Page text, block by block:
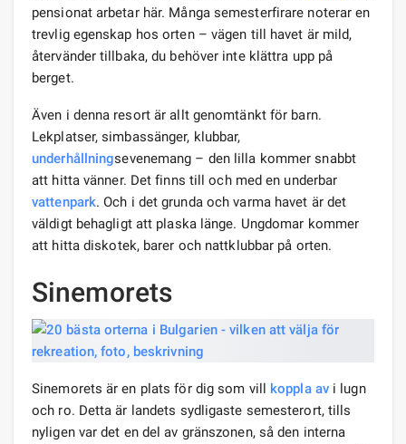
pensionat arbetar här. Många semesterfirare noterar en
trevlig egenskap hos orten – vägen till havet är mild,
återvänder tillbaka, du behöver inte klättra upp på
berget.
Även i denna resort är allt genomtänkt för barn.
Lekplatser, simbassänger, klubbar,
underhållningsevenemang – den lilla kommer snabbt
att hitta vänner. Det finns till och med en underbar
vattenpark. Och i det grunda och varma havet är det
väldigt behagligt att plaska länge. Ungdomar kommer
att hitta diskotek, barer och nattklubbar på orten.
Sinemorets
Sinemorets är en plats för dig som vill koppla avi lugn
och ro. Detta är landets sydligaste semesterort, tills
nyligen var det en del av gränszonen, så den interna